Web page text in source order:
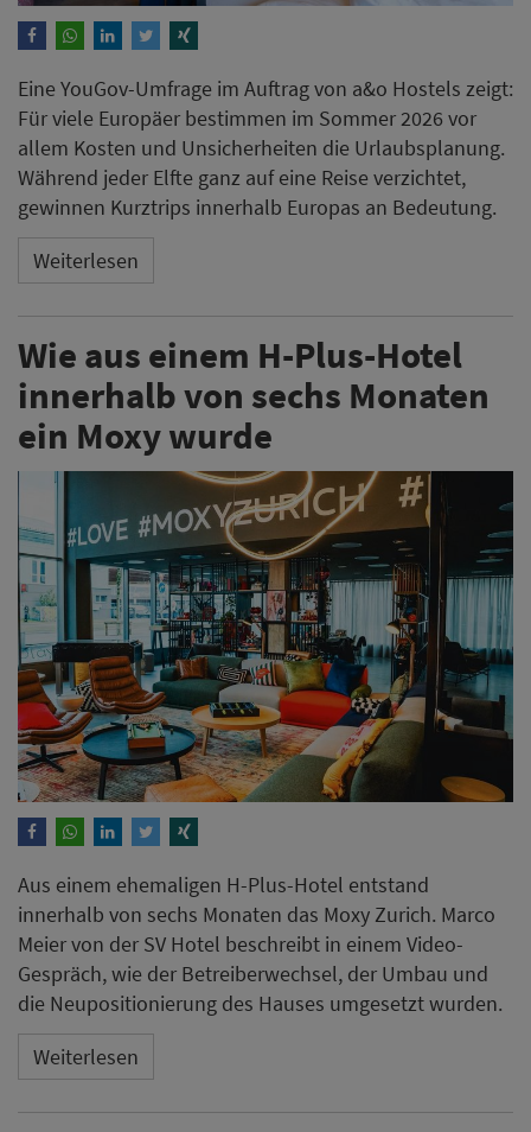
Eine YouGov-Umfrage im Auftrag von a&o Hostels zeigt:
Für viele Europäer bestimmen im Sommer 2026 vor
allem Kosten und Unsicherheiten die Urlaubsplanung.
Während jeder Elfte ganz auf eine Reise verzichtet,
gewinnen Kurztrips innerhalb Europas an Bedeutung.
Weiterlesen
Wie aus einem H-Plus-Hotel
innerhalb von sechs Monaten
ein Moxy wurde
Aus einem ehemaligen H-Plus-Hotel entstand
innerhalb von sechs Monaten das Moxy Zurich. Marco
Meier von der SV Hotel beschreibt in einem Video-
Gespräch, wie der Betreiberwechsel, der Umbau und
die Neupositionierung des Hauses umgesetzt wurden.
Weiterlesen